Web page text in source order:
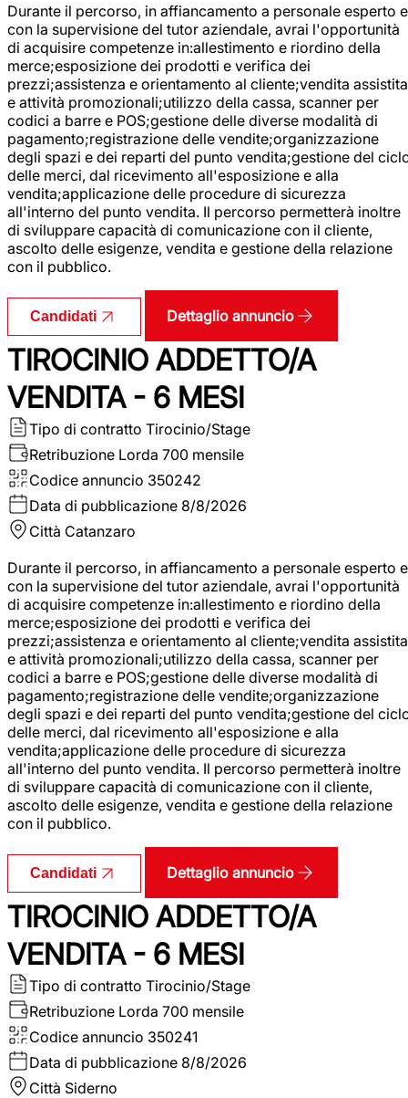
Durante il percorso, in affiancamento a personale esperto e
con la supervisione del tutor aziendale, avrai l'opportunità
di acquisire competenze in:allestimento e riordino della
merce;esposizione dei prodotti e verifica dei
prezzi;assistenza e orientamento al cliente;vendita assistita
e attività promozionali;utilizzo della cassa, scanner per
codici a barre e POS;gestione delle diverse modalità di
pagamento;registrazione delle vendite;organizzazione
degli spazi e dei reparti del punto vendita;gestione del
delle merci, dal ricevimento all'esposizione e alla
vendita;applicazione delle procedure di sicurezza
all'interno del punto vendita. Il percorso permetterà inoltre
di sviluppare capacità di comunicazione con il cliente,
ascolto delle esigenze, vendita e gestione della relazione
con il pubblico.
Candidati Dettaglio annuncio
TIROCINIO ADDETTO/A
VENDITA - 6 MESI
Tipo di contratto Tirocinio/Stage
Retribuzione Lorda 700 mensile
Codice annuncio 350242
Data di pubblicazione 8/8/2026
Città Catanzaro
Durante il percorso, in affiancamento a personale esperto e
con la supervisione del tutor aziendale, avrai l'opportunità
di acquisire competenze in:allestimento e riordino della
merce;esposizione dei prodotti e verifica dei
prezzi;assistenza e orientamento al cliente;vendita assistita
e attività promozionali;utilizzo della cassa, scanner per
codici a barre e POS;gestione delle diverse modalità di
pagamento;registrazione delle vendite;organizzazione
degli spazi e dei reparti del punto vendita;gestione del
delle merci, dal ricevimento all'esposizione e alla
vendita;applicazione delle procedure di sicurezza
all'interno del punto vendita. Il percorso permetterà inoltre
di sviluppare capacità di comunicazione con il cliente,
ascolto delle esigenze, vendita e gestione della relazione
con il pubblico.
Candidati Dettaglio annuncio
TIROCINIO ADDETTO/A
VENDITA - 6 MESI
Tipo di contratto Tirocinio/Stage
Retribuzione Lorda 700 mensile
Codice annuncio 350241
Data di pubblicazione 8/8/2026
Città Siderno